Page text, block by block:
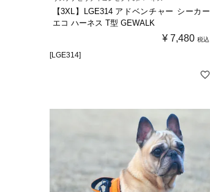
【3XL】LGE314 アドベンチャー シーカー
エコ ハーネス T型 GEWALK
¥ 7,480 税込
[LGE314]